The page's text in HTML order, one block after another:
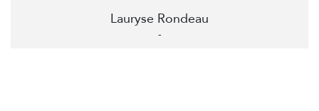
Lauryse Rondeau
-